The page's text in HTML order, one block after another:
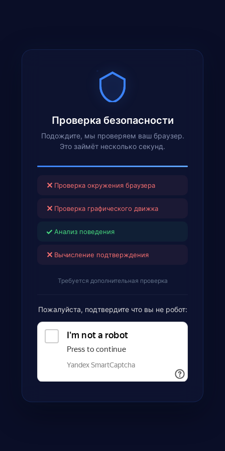
Проверка безопасности
Подождите, мы проверяем ваш браузер.
Это займёт несколько секунд.
✕ Проверка окружения браузера
✕ Проверка графического движка
✓ Анализ поведения
✕ Вычисление подтверждения
Требуется дополнительная проверка
Пожалуйста, подтвердите что вы не робот: